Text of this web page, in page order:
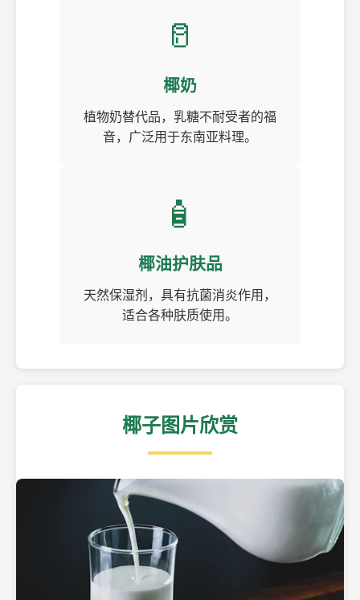
🥛
椰奶
植物奶替代品，乳糖不耐受者的福
音，广泛用于东南亚料理。
🧴
椰油护肤品
天然保湿剂，具有抗菌消炎作用，
适合各种肤质使用。
椰子图片欣赏